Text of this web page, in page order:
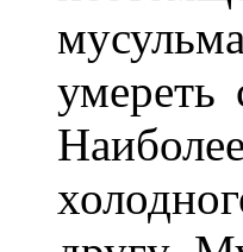
умереть